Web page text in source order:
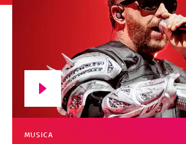
MUSICA